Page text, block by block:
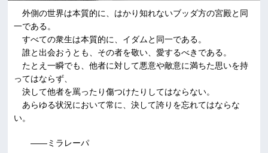
外側の世界は本質的に、はかり知れないブッダ方の宮殿と同
一である。
すべての衆生は本質的に、イダムと同一である。
誰と出会おうとも、その者を敬い、愛するべきである。
たとえ一瞬でも、他者に対して悪意や敵意に満ちた思いを持
ってはならず、
決して他者を罵ったり傷つけたりしてはならない。
あらゆる状況において常に、決して誇りを忘れてはならな
い。
――ミラレーパ